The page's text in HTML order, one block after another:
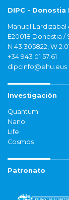
DIPC -
Manuel Lardizabal
E20018 Donostia /
N 43.305822, W
+34 943 01 57 61
dipcinfo@ehu.eus
Investigación
Quantum
Nano
Life
Cosmos
Patronato